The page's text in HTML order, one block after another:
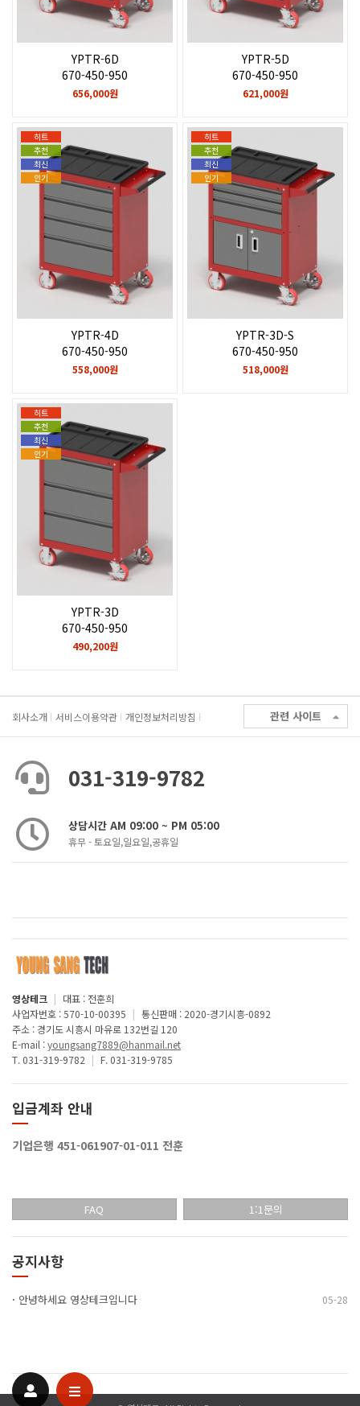
YPTR-6D
670-450-950
656,000원
YPTR-5D
670-450-950
621,000원
히트
추천
최신
인기
YPTR-4D
670-450-950
558,000원
히트
추천
최신
인기
YPTR-3D-S
670-450-950
518,000원
히트
추천
최신
인기
YPTR-3D
670-450-950
490,200원
회사소개 서비스이용약관 개인정보처리방침 관련 사이트
031-319-9782
상담시간 AM 09:00 ~ PM 05:00
휴무 - 토요일,일요일,공휴일
영상테크 | 대표 : 전훈희
사업자번호 : 570-10-00395 | 통신판매 : 2020-경기시흥-0892
주소 : 경기도 시흥시 마유로 132번길 120
E-mail :youngsang7889@hanmail.net
T. 031-319-9782 | F. 031-319-9785
입금계좌 안내
기업은행 451-061907-01-011 전훈
FAQ 1:1문의
공지사항
· 안녕하세요 영상테크입니다 05-28